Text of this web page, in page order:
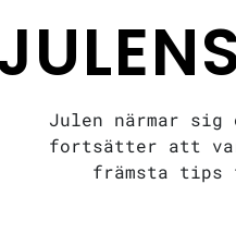
Julen närmar sig
fortsätter att
främsta